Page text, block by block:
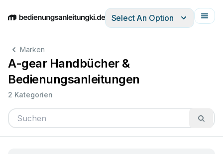
EnglishDeutschEspañolItalianoFrançais
Select An Option
Marken
A-gear Handbücher &
Bedienungsanleitungen
2 Kategorien